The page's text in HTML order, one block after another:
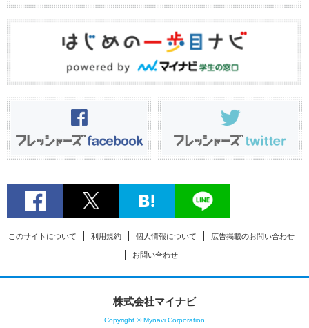
このサイトについて 利用規約 個人情報について 広告掲載のお問い合わせ
お問い合わせ
株式会社マイナビ
Copyright © Mynavi Corporation